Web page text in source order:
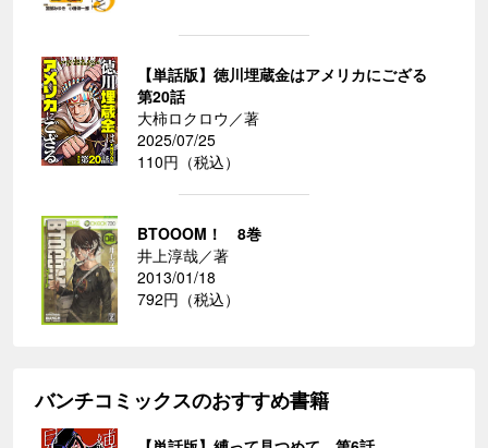
【単話版】徳川埋蔵金はアメリカにござる
第20話
大柿ロクロウ／著
2025/07/25
110円（税込）
BTOOOM！ 8巻
井上淳哉／著
2013/01/18
792円（税込）
バンチコミックスのおすすめ書籍